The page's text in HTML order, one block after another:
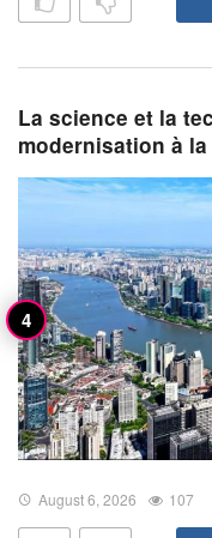
La science et la
modernisation à
August 6, 2026 107